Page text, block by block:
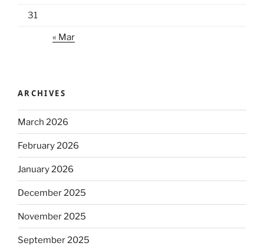
31
« Mar
ARCHIVES
March 2026
February 2026
January 2026
December 2025
November 2025
September 2025